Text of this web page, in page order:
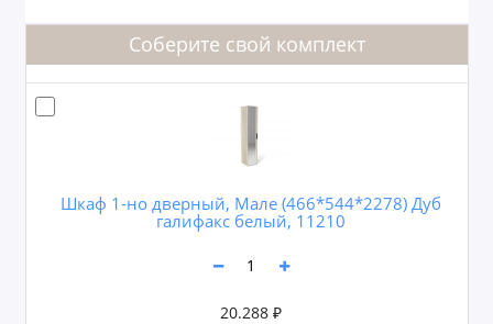
Соберите свой комплект
Шкаф 1-но дверный, Мале (466*544*2278) Дуб
галифакс белый, 11210
20.288 ₽